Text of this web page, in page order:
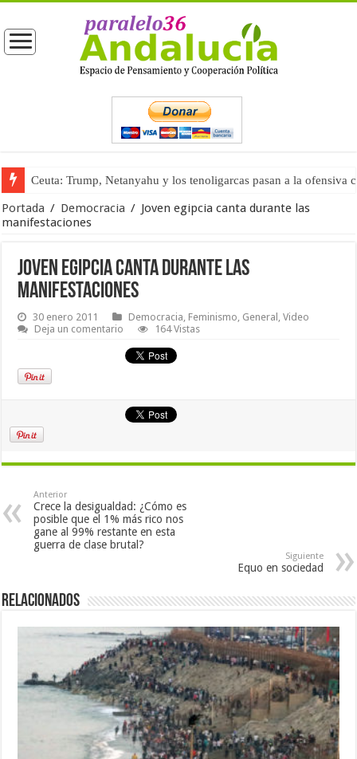
Ceuta: Trump, Netanyahu y los tenoligarcas pasan a la ofensiva
La masificación turística (tercera parte)
Portada / Democracia / Joven egipcia canta durante las
manifestaciones
Joven egipcia canta durante las
manifestaciones
30 enero 2011 Democracia, Feminismo, General ,Video
Deja un comentario
164 Vistas
Anterior
Crece la desigualdad: ¿Cómo es
posible que el 1% más rico nos
gane al 99% restante en esta
guerra de clase brutal?
Siguiente
Equo en sociedad
Relacionados